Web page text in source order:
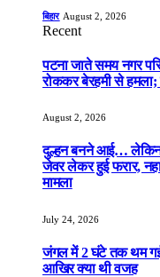
बिहार August 2, 2026
Recent
पटना जाते समय नगर
रोककर बेरहमी से
August 2, 2026
दुल्हन बनने आई… लेकिन
जेवर लेकर हुई फरार,
मामला
July 24, 2026
जंगल में 2 घंटे तक थम गई
आखिर क्या थी वजह